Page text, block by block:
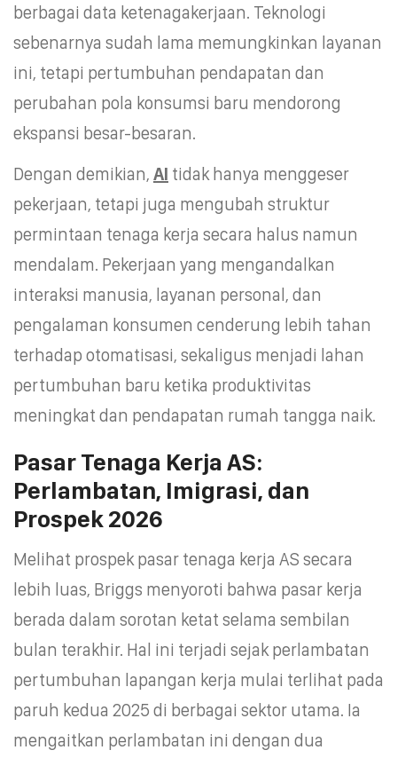
berbagai data ketenagakerjaan. Teknologi
sebenarnya sudah lama memungkinkan layanan
ini, tetapi pertumbuhan pendapatan dan
perubahan pola konsumsi baru mendorong
ekspansi besar-besaran.
Dengan demikian, AI tidak hanya menggeser
pekerjaan, tetapi juga mengubah struktur
permintaan tenaga kerja secara halus namun
mendalam. Pekerjaan yang mengandalkan
interaksi manusia, layanan personal, dan
pengalaman konsumen cenderung lebih tahan
terhadap otomatisasi, sekaligus menjadi lahan
pertumbuhan baru ketika produktivitas
meningkat dan pendapatan rumah tangga naik.
Pasar Tenaga Kerja AS:
Perlambatan, Imigrasi, dan
Prospek 2026
Melihat prospek pasar tenaga kerja AS secara
lebih luas, Briggs menyoroti bahwa pasar kerja
berada dalam sorotan ketat selama sembilan
bulan terakhir. Hal ini terjadi sejak perlambatan
pertumbuhan lapangan kerja mulai terlihat pada
paruh kedua 2025 di berbagai sektor utama. Ia
mengaitkan perlambatan ini dengan dua